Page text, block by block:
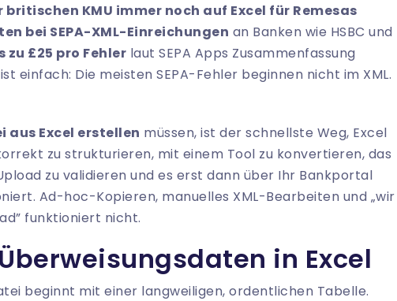
britischen KMU immer noch auf Excel für Remesas
bei SEPA-XML-Einreichungen an Banken wie HSBC und
zu £25 pro Fehler laut SEPA Apps Zusammenfassung
einfach: Die meisten SEPA-Fehler beginnen nicht im XML.
aus Excel erstellen müssen, ist der schnellste Weg, Excel
zu strukturieren, mit einem Tool zu konvertieren, das
zu validieren und es erst dann über Ihr Bankportal
Ad-hoc-Kopieren, manuelles XML-Bearbeiten und „wir
funktioniert nicht.
in Excel
beginnt mit einer langweiligen, ordentlichen Tabelle.